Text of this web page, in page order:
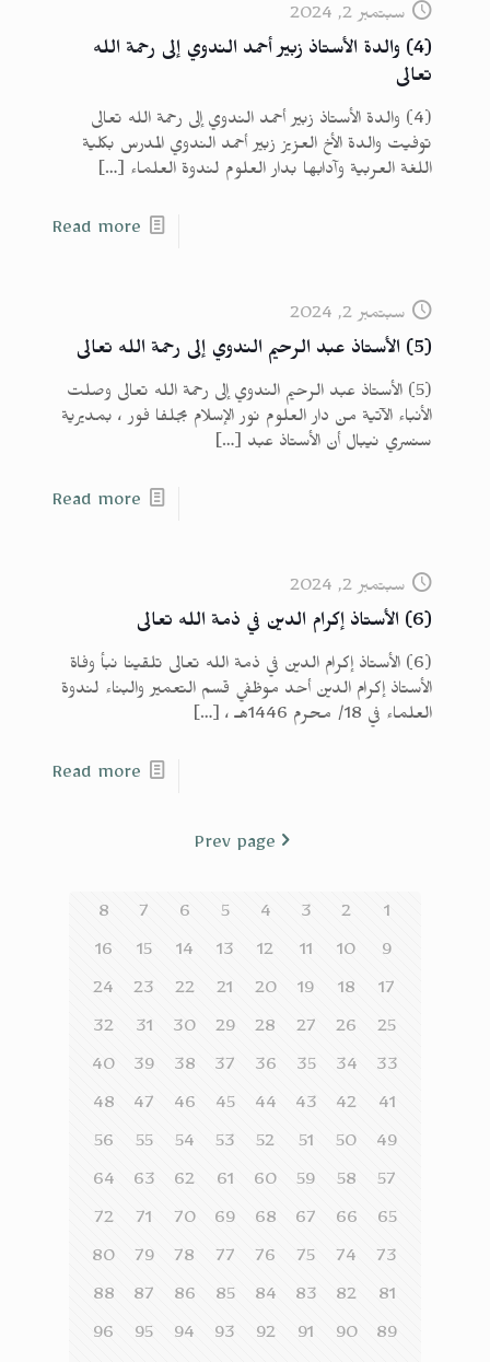
سبتمبر 2, 2024
(4) والدة الأستاذ زبير أحمد الندوي إلى رحمة الله
تعالى
(4) والدة الأستاذ زبير أحمد الندوي إلى رحمة الله تعالى
توفيت والدة الأخ العزيز زبير أحمد الندوي المدرس بكلية
اللغة العربية وآدابها بدار العلوم لندوة العلماء […]
Read more
سبتمبر 2, 2024
(5) الأستاذ عبد الرحيم الندوي إلى رحمة الله تعالى
(5) الأستاذ عبد الرحيم الندوي إلى رحمة الله تعالى وصلت
الأنباء الآتية من دار العلوم نور الإسلام بجلفا فور ، بمديرية
سنسري نيبال أن الأستاذ عبد […]
Read more
سبتمبر 2, 2024
(6) الأستاذ إكرام الدين في ذمة الله تعالى
(6) الأستاذ إكرام الدين في ذمة الله تعالى تلقينا نبأ وفاة
الأستاذ إكرام الدين أحد موظفي قسم التعمير والبناء لندوة
العلماء في 18/ محرم 1446هـ ،
[…]
Read more
Prev page
1
2
3
4
5
6
7
8
9
10
11
12
13
14
15
16
17
18
19
20
21
22
23
24
25
26
27
28
29
30
31
32
33
34
35
36
37
38
39
40
41
42
43
44
45
46
47
48
49
50
51
52
53
54
55
56
57
58
59
60
61
62
63
64
65
66
67
68
69
70
71
72
73
74
75
76
77
78
79
80
81
82
83
84
85
86
87
88
89
90
91
92
93
94
95
96